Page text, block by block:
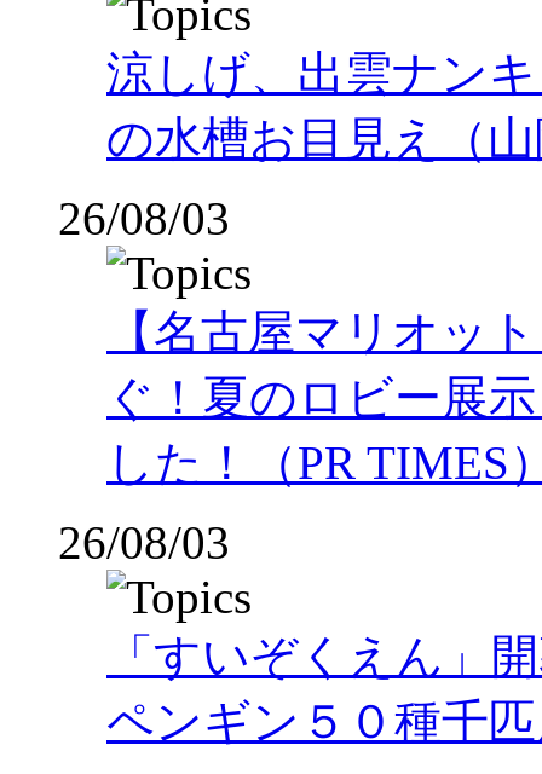
涼しげ、出雲ナン
の水槽お目見え（
26/08/03
【名古屋マリオッ
ぐ！夏のロビー展
した！（PR TIMES
26/08/03
「すいぞくえん」
ペンギン５０種千